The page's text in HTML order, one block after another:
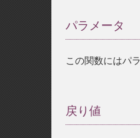
パラメータ
この関数にはパ
戻り値